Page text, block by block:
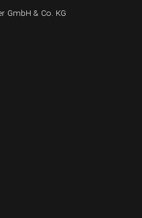
GmbH & Co. KG